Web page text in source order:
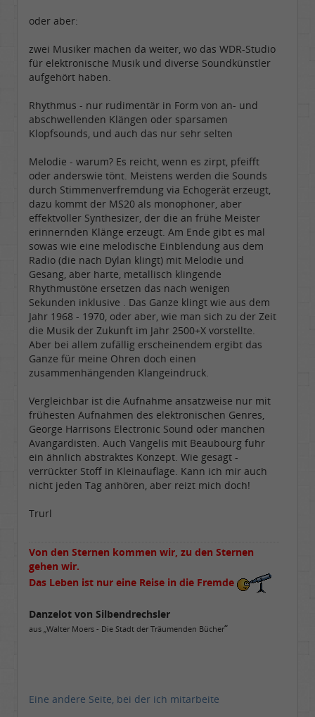
oder aber:
zwei Musiker machen da weiter, wo das WDR-Studio
für elektronische Musik und diverse Soundkünstler
aufgehört haben.
Rhythmus - nur rudimentär in Form von an- und
abschwellenden Klängen oder sparsamen
Klopfsounds, und auch das nur sehr selten
Melodie - warum? Es reicht, wenn es zirpt, pfeifft
oder anderswie tönt. Meistens werden die Sounds
durch Stimmenverfremdung via Echogerät erzeugt,
dazu kommt der MS20 als monophoner, aber
effektvoller Synthesizer, der die an frühe Meister
erinnernden Klänge erzeugt. Am Ende gibt es mal
sowas wie eine melodische Einblendung aus dem
Radio (die nach Dylan klingt) mit Melodie und
Gesang, aber harte, metallisch klingende
Rhythmustöne ersetzen das nach wenigen
Sekunden inklusive . Das Ganze klingt wie aus dem
Jahr 1968 - 1970, oder aber, wie man sich zu der Zeit
die Musik der Zukunft im Jahr 2500+X vorstellte.
Aber bei allem zufällig erscheinendem ergibt das
Ganze für meine Ohren doch einen
zusammenhängenden Klangeindruck.
Vergleichbar ist die Aufnahme ansatzweise nur mit
frühesten Aufnahmen des elektronischen Genres,
George Harrisons Electronic Sound oder manchen
Avangardisten. Auch Vangelis mit Beaubourg fuhr
ein ähnlich abstraktes Konzept. Wie gesagt -
verrückter Stoff in Kleinauflage. Kann ich mir auch
nicht jeden Tag anhören, aber reizt mich doch!
Trurl
Von den Sternen kommen wir, zu den Sternen
gehen wir.
Das Leben ist nur eine Reise in die Fremde
Danzelot von Silbendrechsler
aus „Walter Moers - Die Stadt der Träumenden Bücher“
Eine andere Seite, bei der ich mitarbeite